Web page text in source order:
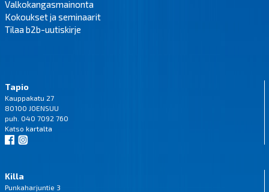
Valkokangasmainonta
Kokoukset ja seminaarit
Tilaa b2b-uutiskirje
Tapio
Kauppakatu 27
80100 JOENSUU
puh. 040 7092 760
Katso kartalta
Killa
Punkaharjuntie 3